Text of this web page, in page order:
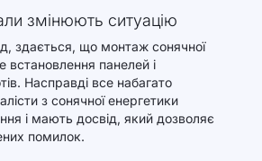
змінюють ситуацію
здається, що монтаж сонячної
встановлення панелей і
Насправді все набагато
з сонячної енергетики
і мають досвід, який дозволяє
помилок.